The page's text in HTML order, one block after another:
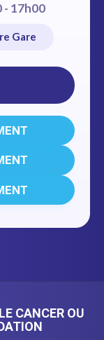
- 17h00
Gare
CANCER OU